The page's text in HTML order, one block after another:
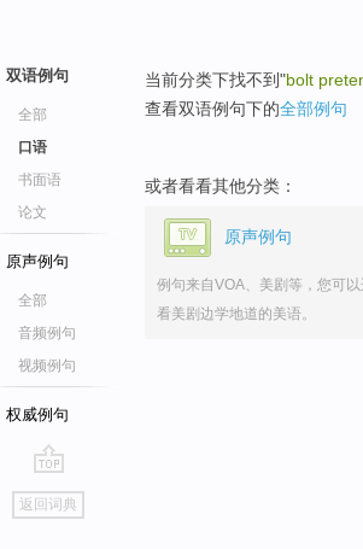
双语例句
全部
口语
书面语
论文
原声例句
全部
音频例句
视频例句
权威例句
go
top
返回词典
当前分类下找不到"bolt
查看双语例句下的全部例句
或者看看其他分类：
原声例句
例句来自VOA、美剧等，您可以
看美剧边学地道的美语。